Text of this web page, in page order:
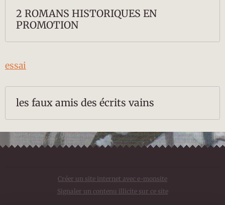
2 ROMANS HISTORIQUES EN
PROMOTION
essai
les faux amis des écrits vains
Créer un site internet avec e-monsite
Signaler un contenu illicite sur ce site